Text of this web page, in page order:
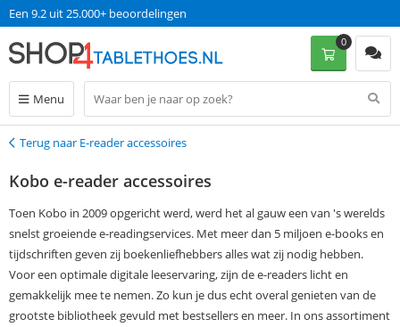
Een 9.2 uit 25.000+ beoordelingen
Menu
0
Terug
Terug naar E-reader accessoires
Kobo e-reader accessoires
Toen Kobo in 2009 opgericht werd, werd het al gauw een van 's werelds
snelst groeiende e-readingservices. Met meer dan 5 miljoen e-books en
tijdschriften geven zij boekenliefhebbers alles wat zij nodig hebben.
Voor een optimale digitale leeservaring, zijn de e-readers licht en
gemakkelijk mee te nemen. Zo kun je dus echt overal genieten van de
grootste bibliotheek gevuld met bestsellers en meer. In ons assortiment